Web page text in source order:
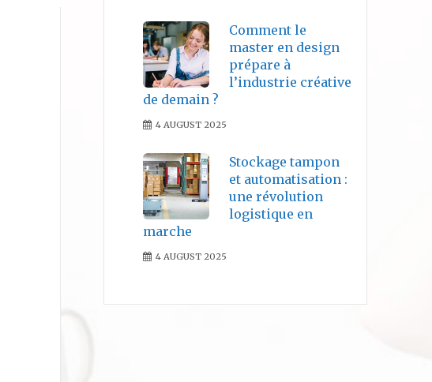
Comment le
master en design
prépare à
l’industrie créative
de demain ?
4 AUGUST 2025
Stockage tampon
et automatisation :
une révolution
logistique en
marche
4 AUGUST 2025